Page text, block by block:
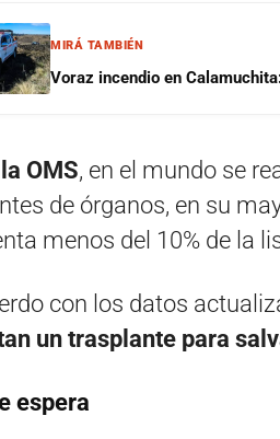
MIRÁ TAMBIÉN
Voraz incendio en
OMS, en el mundo se
de órganos, en su
menos del 10% de la
con los datos
un trasplante para
espera